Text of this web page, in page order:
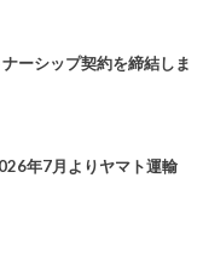
ーシップ契約を締結しま
年7月よりヤマト運輸